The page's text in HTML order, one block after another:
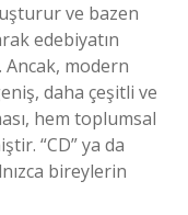
ve bazen
edebiyatın
modern
daha çeşitli ve
hem toplumsal
“CD” ya da
bireylerin